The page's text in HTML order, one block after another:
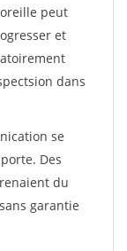
peut
et
dans
se
Des
du
garantie